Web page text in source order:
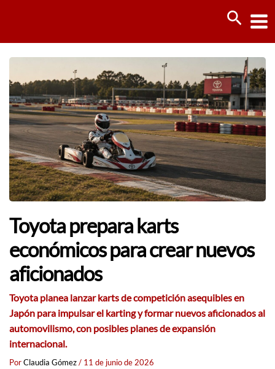
Toyota prepara karts
económicos para crear nuevos
aficionados
Toyota planea lanzar karts de competición asequibles en
Japón para impulsar el karting y formar nuevos aficionados al
automovilismo, con posibles planes de expansión
internacional.
PorClaudia Gómez/ 11 de junio de 2026